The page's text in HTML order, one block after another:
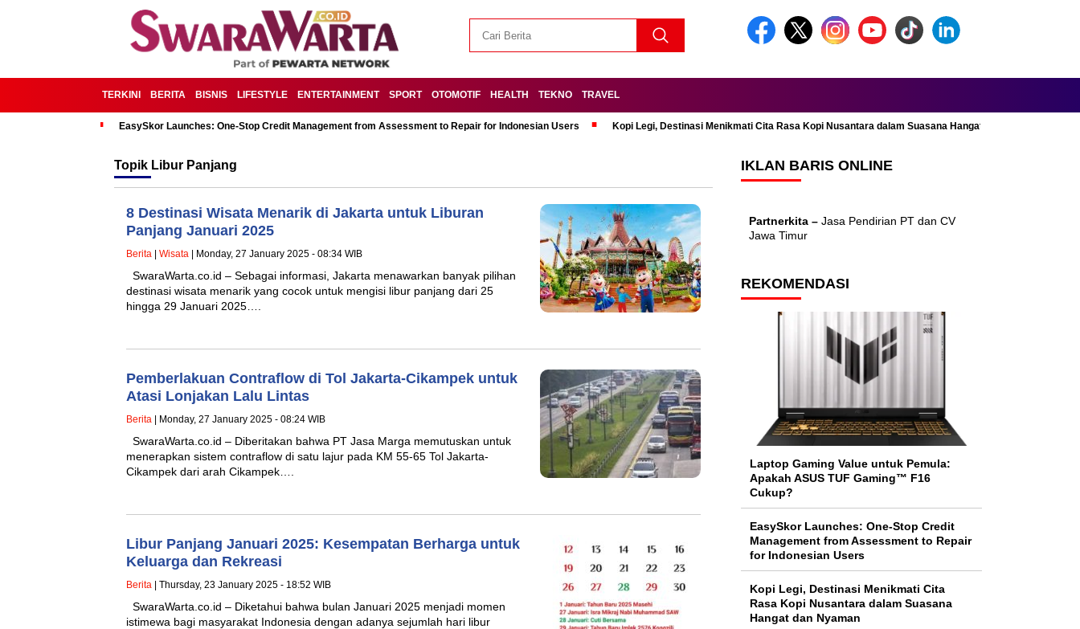
TERKINI BERITA BISNIS LIFESTYLE ENTERTAINMENT SPORT OTOMOTIF HEALTH TEKNO TRAVEL
EasySkor Launches: One-Stop Credit Management from Assessment to Repair for Indonesian Users Kopi Legi, Destinasi Menikmati Cita Rasa Kopi Nusantara dalam Suasana Hangat dan Nyaman
Topik Libur Panjang
8 Destinasi Wisata Menarik di Jakarta untuk Liburan
Panjang Januari 2025
Berita Wisata | Monday, 27 January 2025 - 08:34 WIB
SwaraWarta.co.id – Sebagai informasi, Jakarta menawarkan banyak pilihan
destinasi wisata menarik yang cocok untuk mengisi libur panjang dari 25
hingga 29 Januari 2025….
Pemberlakuan Contraflow di Tol Jakarta-Cikampek untuk
Atasi Lonjakan Lalu Lintas
Berita | Monday, 27 January 2025 - 08:24 WIB
SwaraWarta.co.id – Diberitakan bahwa PT Jasa Marga memutuskan untuk
menerapkan sistem contraflow di satu lajur pada KM 55-65 Tol Jakarta-
Cikampek dari arah Cikampek….
Libur Panjang Januari 2025: Kesempatan Berharga untuk
Keluarga dan Rekreasi
Berita | Thursday, 23 January 2025 - 18:52 WIB
SwaraWarta.co.id – Diketahui bahwa bulan Januari 2025 menjadi momen
istimewa bagi masyarakat Indonesia dengan adanya sejumlah hari libur
IKLAN BARIS ONLINE
Partnerkita – Jasa Pendirian PT dan CV
Jawa Timur
REKOMENDASI
Laptop Gaming Value untuk Pemula:
Apakah ASUS TUF Gaming™ F16
Cukup?
EasySkor Launches: One-Stop Credit
Management from Assessment to Repair
for Indonesian Users
Kopi Legi, Destinasi Menikmati Cita
Rasa Kopi Nusantara dalam Suasana
Hangat dan Nyaman